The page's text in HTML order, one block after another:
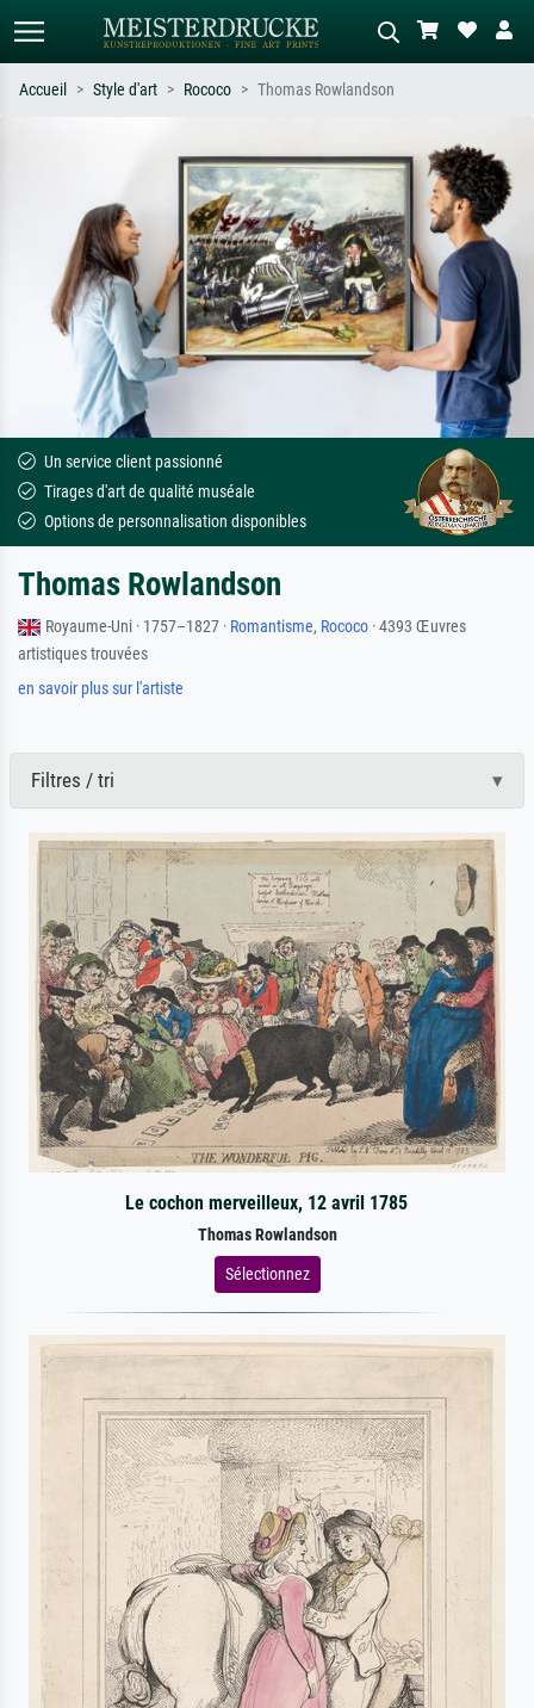
Recherchez par artiste, titre ou style –
ex. Monet, Nuit étoilée,
impressionnisme, vague de Hokusai,
nu.
Décrivez la scène – ex. prairie verte,
abstrait avec beaucoup de rouge,
tableau sombre, nu debout près d'un
arbre.
Accueil Style d'art Rococo Thomas Rowlandson
Un service client passionné
Tirages d'art de qualité muséale
Options de personnalisation disponibles
Thomas Rowlandson
Royaume-Uni · 1757–1827 · Romantisme, Rococo · 4393 Œuvres
artistiques trouvées
en savoir plus sur l'artiste
Filtres / tri
Le cochon merveilleux, 12 avril 1785
Thomas Rowlandson
Sélectionnez